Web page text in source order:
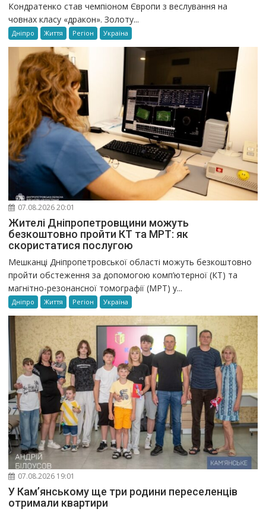
Кондратенко став чемпіоном Європи з веслування на
човнах класу «дракон». Золоту...
Дніпро Життя Регіон Україна
07.08.2026 20:01
Жителі Дніпропетровщини можуть
безкоштовно пройти КТ та МРТ: як
скористатися послугою
Мешканці Дніпропетровської області можуть безкоштовно
пройти обстеження за допомогою комп’ютерної (КТ) та
магнітно-резонансної томографії (МРТ) у...
Дніпро Життя Регіон Україна
07.08.2026 19:01
У Кам’янському ще три родини переселенців
отримали квартири